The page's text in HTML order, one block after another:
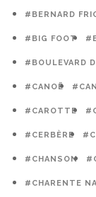
#BERNARD
#BIG FOOT
#BOULEVARD
#CANOË
#CAROTTE
#CERBÈRE
#CHANSON
#CHARENTE